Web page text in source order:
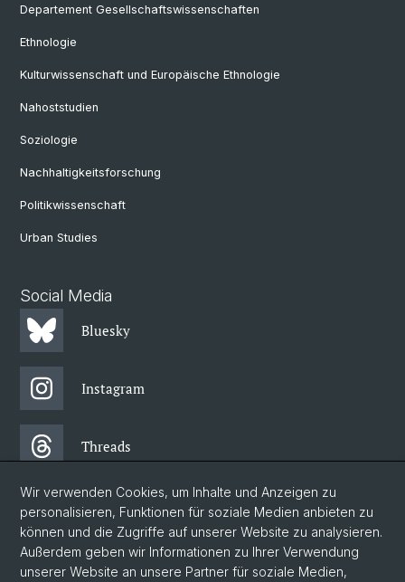
Departement Gesellschaftswissenschaften
Ethnologie
Kulturwissenschaft und Europäische Ethnologie
Nahoststudien
Soziologie
Nachhaltigkeitsforschung
Politikwissenschaft
Urban Studies
Social Media
Bluesky
Instagram
Threads
Facebook
Newsletter
Wir verwenden Cookies, um Inhalte und Anzeigen zu
personalisieren, Funktionen für soziale Medien anbieten zu
können und die Zugriffe auf unserer Website zu analysieren.
Außerdem geben wir Informationen zu Ihrer Verwendung
unserer Website an unsere Partner für soziale Medien,